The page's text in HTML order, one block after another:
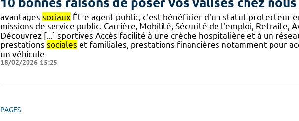
10 bonnes raisons de poser vos valises chez nous
avantages sociaux Être agent public, c'est bénéficier d'un statut protecteur
missions de service public. Carrière, Mobilité, Sécurité de l'emploi, Retraite,
Découvrez [...] sportives Accès facilité à une crèche hospitalière et à un
prestations sociales et familiales, prestations financières notamment pour
un véhicule
18/02/2026 15:25
PAGES